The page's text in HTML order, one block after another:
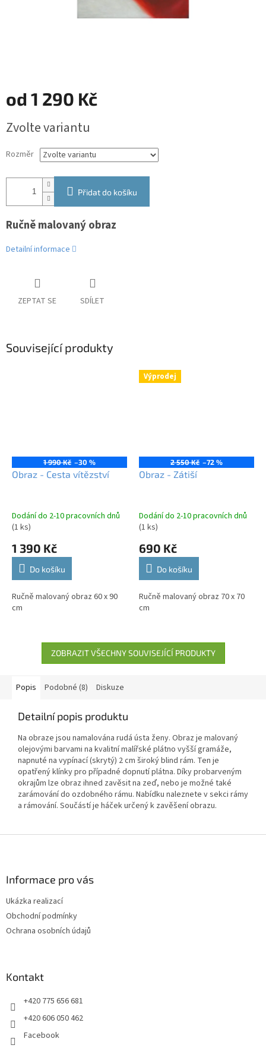
od 1 290 Kč
cena:
Zvolte variantu
Rozměr
Přidat do košíku
Ručně malovaný obraz
Detailní informace
ZEPTAT SE SDÍLET
Související produkty
1 990 Kč –30 %
Obraz - Cesta vítězství
Dodání do 2-10 pracovních dnů
(1 ks)
1 390 Kč
Do košíku
Ručně malovaný obraz 60 x 90
cm
Výprodej
2 550 Kč –72 %
Obraz - Zátiší
Dodání do 2-10 pracovních dnů
(1 ks)
690 Kč
Do košíku
Ručně malovaný obraz 70 x 70
cm
ZOBRAZIT VŠECHNY SOUVISEJÍCÍ PRODUKTY
Popis Podobné (8) Diskuze
Detailní popis produktu
Na obraze jsou namalována rudá ústa ženy. Obraz je malovaný
olejovými barvami na kvalitní malířské plátno vyšší gramáže,
napnuté na vypínací (skrytý) 2 cm široký blind rám. Ten je
opatřený klínky pro případné dopnutí plátna. Díky probarveným
okrajům lze obraz ihned zavěsit na zeď, nebo je možné také
zarámování do ozdobného rámu. Nabídku naleznete v sekci rámy
a rámování. Součástí je háček určený k zavěšení obrazu.
Informace pro vás
Ukázka realizací
Obchodní podmínky
Ochrana osobních údajů
Kontakt
+420 775 656 681
+420 606 050 462
Facebook